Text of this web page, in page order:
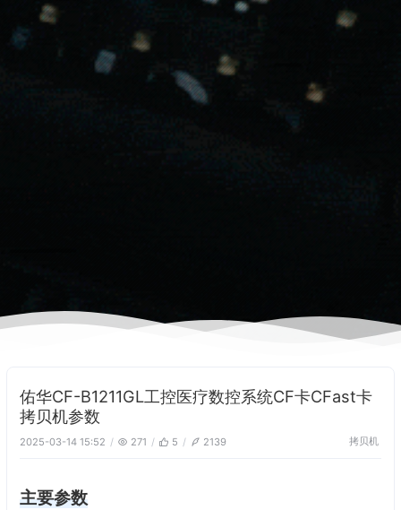
佑华CF-B1211GL工控医疗数控系统CF卡CFast卡
拷贝机参数
2025-03-14 15:52 271 5 2139 拷贝机
主要参数